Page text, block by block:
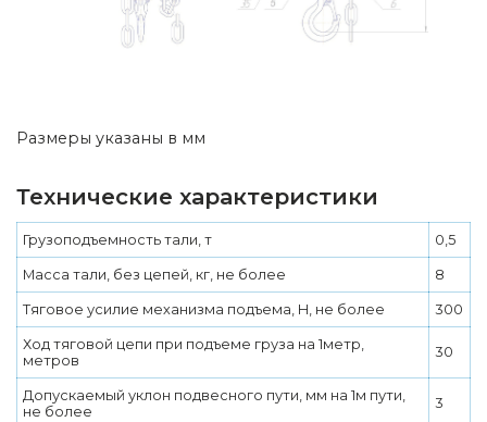
Размеры указаны в мм
Технические характеристики
Грузоподъемность тали, т 0,5
Масса тали, без цепей, кг, не более 8
Тяговое усилие механизма подъема, Н, не более 300
Ход тяговой цепи при подъеме груза на 1метр,
метров
30
Допускаемый уклон подвесного пути, мм на 1м пути,
не более
3